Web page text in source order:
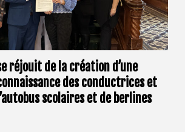
se réjouit de la création d’une
des conductrices et
scolaires et de berlines